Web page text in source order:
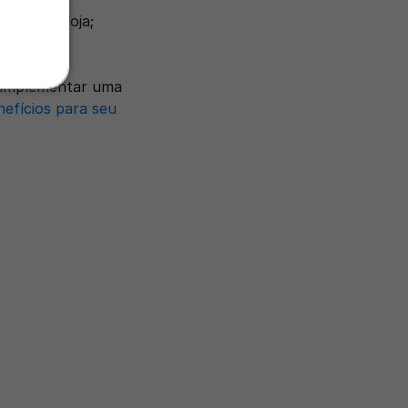
na loja;
dados.
uma
para seu